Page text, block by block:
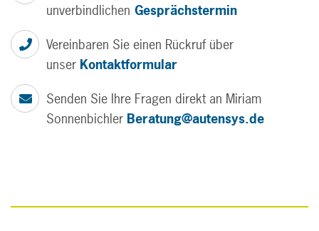
unverbindlichen Gesprächstermin
Vereinbaren Sie einen Rückruf über
unser Kontaktformular
Senden Sie Ihre Fragen direkt an Miriam
Sonnenbichler Beratung@autensys.de